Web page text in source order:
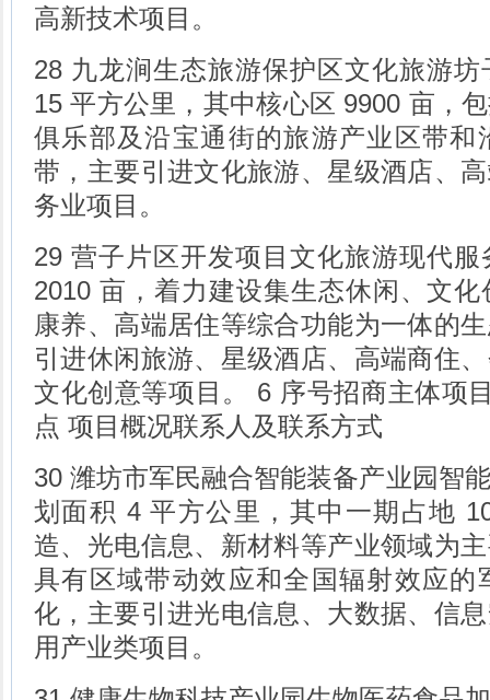
高新技术项目。
28 九龙涧生态旅游保护区文化旅游
15 平方公里，其中核心区 9900 亩，
俱乐部及沿宝通街的旅游产业区带和
带，主要引进文化旅游、星级酒店、
务业项目。
29 营子片区开发项目文化旅游现代
2010 亩，着力建设集生态休闲、文
康养、高端居住等综合功能为一体的
引进休闲旅游、星级酒店、高端商住
文化创意等项目。 6 序号招商主体项
点 项目概况联系人及联系方式
30 潍坊市军民融合智能装备产业园智
划面积 4 平方公里，其中一期占地
造、光电信息、新材料等产业领域为
具有区域带动效应和全国辐射效应的
化，主要引进光电信息、大数据、信
用产业类项目。